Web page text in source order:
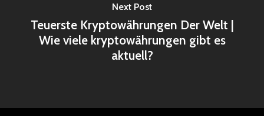
Next Post
Teuerste Kryptowährungen Der Welt |
Wie viele kryptowährungen gibt es
aktuell?